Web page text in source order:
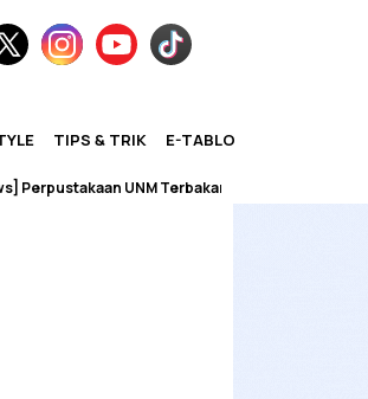
TIPS & TRIK E-TABLOID
UNM Terbakar